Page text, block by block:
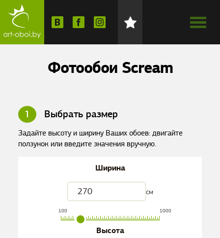
Фотообои Scream
1 Выбрать размер
Задайте высоту и ширину Ваших обоев: двигайте
ползунок или введите значения вручную.
Ширина
см
100 1000
Высота